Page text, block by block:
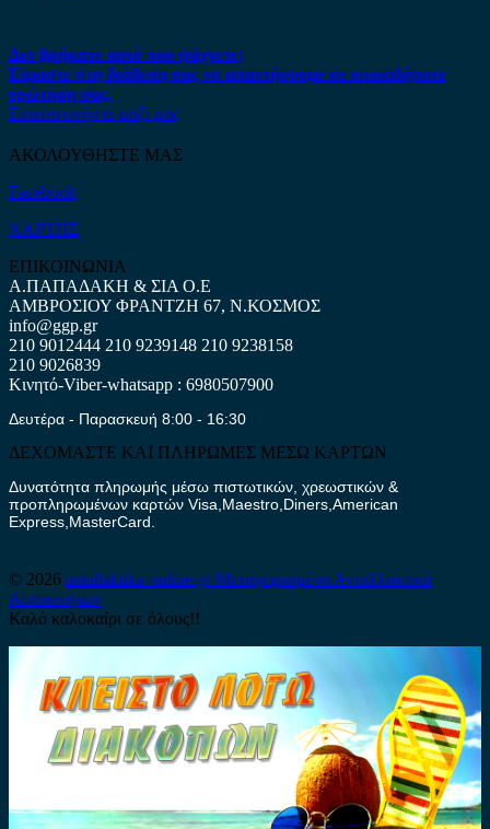
Δεν βρήκατε αυτό που ψάχνετε;
Είμαστε στη διάθεση σας να απαντήσουμε σε οποιαδήποτε
ερώτηση σας.
Επικοινωνήστε μαζί μας
ΑΚΟΛΟΥΘΗΣΤΕ ΜΑΣ
Facebook
ΧΑΡΤΗΣ
ΕΠΙΚΟΙΝΩΝΙΑ
Α.ΠΑΠΑΔΑΚΗ & ΣΙΑ Ο.Ε
ΑΜΒΡΟΣΙΟΥ ΦΡΑΝΤΖΗ 67, Ν.ΚΟΣΜΟΣ
info@ggp.gr
210 9012444 210 9239148 210 9238158
210 9026839
Κινητό-Viber-whatsapp : 6980507900
Δευτέρα - Παρασκευή 8:00 - 16:30
ΔΕΧΟΜΑΣΤΕ ΚΑΙ ΠΛΗΡΩΜΕΣ ΜΕΣΩ ΚΑΡΤΩΝ
Δυνατότητα πληρωμής μέσω πιστωτικών, χρεωστικών &
προπληρωμένων καρτών Visa,Maestro,Diners,American
Express,MasterCard.
© 2026 antallaktika-online.grΜεταχειρισμένα Ανταλλακτικά
Αυτοκινήτων
Καλό καλοκαίρι σε όλους!!